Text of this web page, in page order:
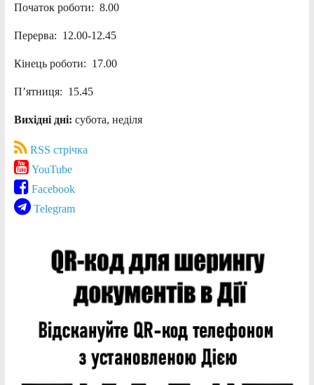
Початок роботи: 8.00
Перерва: 12.00-12.45
Кінець роботи: 17.00
П’ятниця: 15.45
Вихідні дні: субота, неділя
RSS стрічка
YouTube
Facebook
Telegram